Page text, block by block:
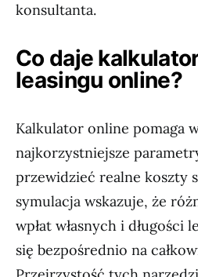
konsultanta.
Co daje
leasingu online?
Kalkulator online pomaga
najkorzystniejsze
przewidzieć realne koszty
symulacja wskazuje, że
wpłat własnych i długości
się bezpośrednio na